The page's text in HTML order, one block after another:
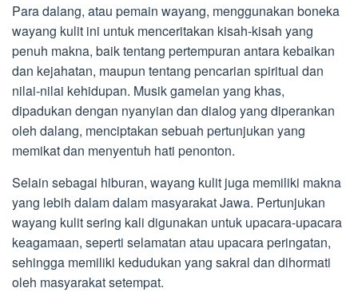
Para dalang, atau pemain wayang, menggunakan boneka
wayang kulit ini untuk menceritakan kisah-kisah yang
penuh makna, baik tentang pertempuran antara kebaikan
dan kejahatan, maupun tentang pencarian spiritual dan
nilai-nilai kehidupan. Musik gamelan yang khas,
dipadukan dengan nyanyian dan dialog yang diperankan
oleh dalang, menciptakan sebuah pertunjukan yang
memikat dan menyentuh hati penonton.
Selain sebagai hiburan, wayang kulit juga memiliki makna
yang lebih dalam dalam masyarakat Jawa. Pertunjukan
wayang kulit sering kali digunakan untuk upacara-upacara
keagamaan, seperti selamatan atau upacara peringatan,
sehingga memiliki kedudukan yang sakral dan dihormati
oleh masyarakat setempat.